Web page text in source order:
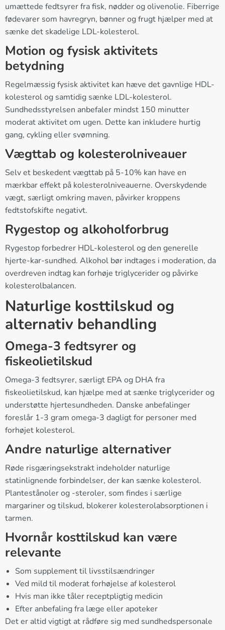
umættede fedtsyrer fra fisk, nødder og olivenolie. Fiberrige
fødevarer som havregryn, bønner og frugt hjælper med at
sænke det skadelige LDL-kolesterol.
Motion og fysisk aktivitets
betydning
Regelmæssig fysisk aktivitet kan hæve det gavnlige HDL-
kolesterol og samtidig sænke LDL-kolesterol.
Sundhedsstyrelsen anbefaler mindst 150 minutter
moderat aktivitet om ugen. Dette kan inkludere hurtig
gang, cykling eller svømning.
Vægttab og kolesterolniveauer
Selv et beskedent vægttab på 5-10% kan have en
mærkbar effekt på kolesterolniveauerne. Overskydende
vægt, særligt omkring maven, påvirker kroppens
fedtstofskifte negativt.
Rygestop og alkoholforbrug
Rygestop forbedrer HDL-kolesterol og den generelle
hjerte-kar-sundhed. Alkohol bør indtages i moderation, da
overdreven indtag kan forhøje triglycerider og påvirke
kolesterolbalancen.
Naturlige kosttilskud og
alternativ behandling
Omega-3 fedtsyrer og
fiskeolietilskud
Omega-3 fedtsyrer, særligt EPA og DHA fra
fiskeolietilskud, kan hjælpe med at sænke triglycerider og
understøtte hjertesundheden. Danske anbefalinger
foreslår 1-3 gram omega-3 dagligt for personer med
forhøjet kolesterol.
Andre naturlige alternativer
Røde risgæringsekstrakt indeholder naturlige
statinlignende forbindelser, der kan sænke kolesterol.
Plantestånoler og -steroler, som findes i særlige
margariner og tilskud, blokerer kolesterolabsorptionen i
tarmen.
Hvornår kosttilskud kan være
relevante
Som supplement til livsstilsændringer
Ved mild til moderat forhøjelse af kolesterol
Hvis man ikke tåler receptpligtig medicin
Efter anbefaling fra læge eller apoteker
Det er altid vigtigt at rådføre sig med sundhedspersonale